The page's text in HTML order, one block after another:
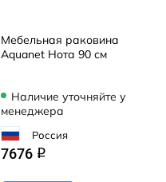
Мебельная раковина
Aquanet Нота 90 см
Наличие уточняйте у
менеджера
Россия
7676 q